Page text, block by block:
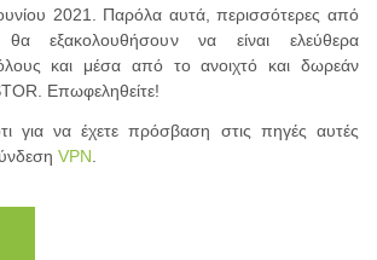
2021. Παρόλα αυτά, περισσότερες από
θα εξακολουθήσουν να είναι ελεύθερα
και μέσα από το ανοιχτό και δωρεάν
Επωφεληθείτε!
για να έχετε πρόσβαση στις πηγές αυτές
VPN